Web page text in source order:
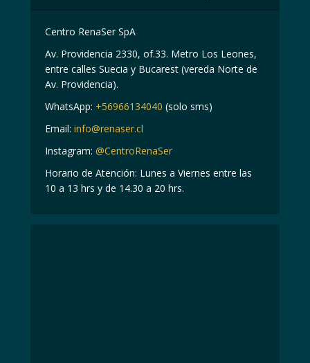
Centro RenaSer SpA
Av. Providencia 2330, of.33. Metro Los Leones,
entre calles Suecia y Bucarest (vereda Norte de
Av. Providencia).
WhatsApp: +56966134040 (solo sms)
Email: info@renaser.cl
Instagram: @CentroRenaSer
Horario de Atención: Lunes a Viernes entre las
10 a 13 hrs y de 14.30 a 20 hrs.